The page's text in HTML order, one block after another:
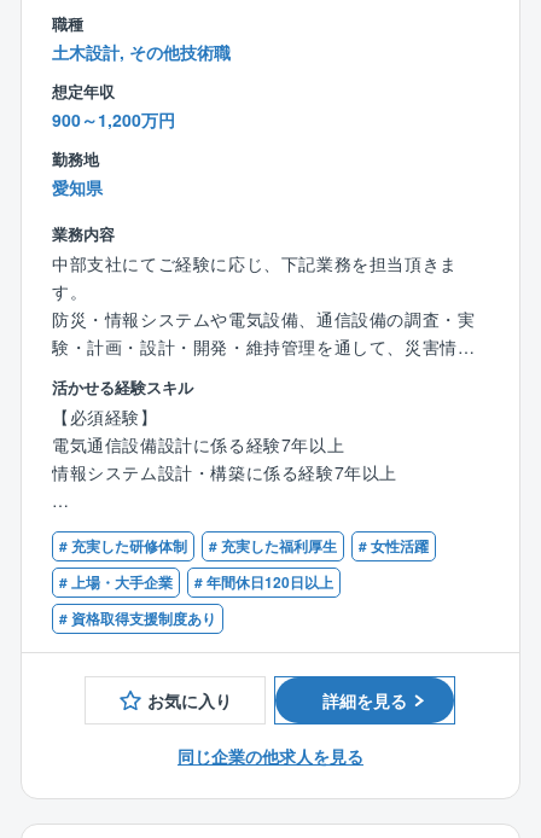
を両立できる環境です。
【担当分野】
■道路・交通部門
道路、道路計画、道路設計、トンネル計画、トンネル
設計、トンネル点検、交通計画、物流・港湾、交通シ
ステム設計、ITS
橋梁設計、橋梁耐震設計、橋梁保全（点検、補修・補
強設計）
☆おすすめポイント☆
1. 【業界トップクラスの還元率｜年収900万〜1,200万
売上高1,000億円を超える圧倒的な事業基盤のもと、個
人の実績や技術力をダイレクトに還元する評価制度を
確立。これまでの実績・保有資格（技術士等）を正当
に評価し、年収900万〜1,200万円でお迎えします。残
業に頼らない高水準の基本給体系により、前職からの
確実な年収・生活水準アップをお約束します。
2. 【大規模ナショナルプロジェクトのPM・リードエン
ジニアとして参画】
国土交通省や自治体発注の大型案件を中心に、数十億
円規模のインフラ計画・設計の主幹（PM/PL）として
プロジェクトを牽引していただきます。さらに、自動
ータを活用した防災計画など、次世代モビリティ・イ
職種
土木設計, その他技術職
想定年収
900～1,200万円
勤務地
愛知県
業務内容
中部支社にてご経験に応じ、下記業務を担当頂きま
す。
防災・情報システムや電気設備、通信設備の調査・実
験・計画・設計・開発・維持管理を通して、災害情報
の収集、提供など、地域や行政の課題を解決します。
また、AIを活用した解析・予測による防災・減災の高
度化、DX導入や情報化施策の検討、立案支援などのIT
コンサルティングサービスも行います。
即戦力としてご活躍いただきたいと考えております。
◎受発電設備・発電機設備・無停電電源設備、照明設
備、雷害対策設備など、インフラを支える電気設備
◎マイクロ無線設備、移動無線設備、5G、光ファイバ
など、インフラを支える通信設備
◎AI等を活用した水害監視・火山監視、災害時の情報
収集・提供を目的とした防災情報システム
◎河川情報システム、道路情報システムなど、インフ
◎ダム管理用制御処理設備、放流警報設備、雨量・水
◎道路情報設備、監視カメラ（CCTV）設備、ラジオ再
活かせる経験スキル
【必須経験】
電気通信設備設計に係る経験7年以上
情報システム設計・構築に係る経験7年以上
【必須資格】
技術士（電気・電子及び情報工学部門）
# 充実した研修体制 # 充実した福利厚生
# 女性活躍
# 上場・大手企業
# 年間休日120日以上
# 資格取得支援制度あり
お気に入り 詳細を見る
同じ企業の他求人を見る